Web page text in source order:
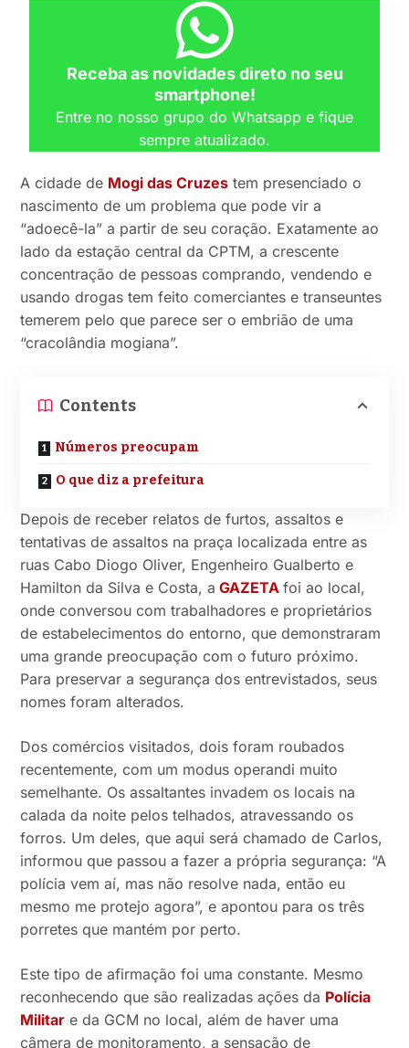
Receba as novidades direto no seu
smartphone!
Entre no nosso grupo do Whatsapp e fique
sempre atualizado.
A cidade de Mogi das Cruzes tem presenciado o
nascimento de um problema que pode vir a
“adoecê-la” a partir de seu coração. Exatamente ao
lado da estação central da CPTM, a crescente
concentração de pessoas comprando, vendendo e
usando drogas tem feito comerciantes e transeuntes
temerem pelo que parece ser o embrião de uma
“cracolândia mogiana”.
Contents
Números preocupam
O que diz a prefeitura
Depois de receber relatos de furtos, assaltos e
tentativas de assaltos na praça localizada entre as
ruas Cabo Diogo Oliver, Engenheiro Gualberto e
Hamilton da Silva e Costa, a GAZETAfoi ao local,
onde conversou com trabalhadores e proprietários
de estabelecimentos do entorno, que demonstraram
uma grande preocupação com o futuro próximo.
Para preservar a segurança dos entrevistados, seus
nomes foram alterados.
Dos comércios visitados, dois foram roubados
recentemente, com um modus operandi muito
semelhante. Os assaltantes invadem os locais na
calada da noite pelos telhados, atravessando os
forros. Um deles, que aqui será chamado de Carlos,
informou que passou a fazer a própria segurança: “A
polícia vem aí, mas não resolve nada, então eu
mesmo me protejo agora”, e apontou para os três
porretes que mantém por perto.
Este tipo de afirmação foi uma constante. Mesmo
reconhecendo que são realizadas ações da Polícia
Militar e da GCM no local, além de haver uma
câmera de monitoramento, a sensação de